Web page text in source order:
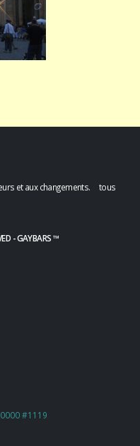
et aux changements. tous
- GAYBARS ™
#1119